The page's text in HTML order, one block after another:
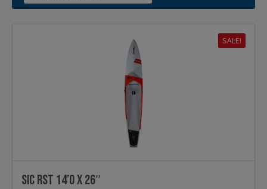
SALE!
SIC RST 14’0 x 26″